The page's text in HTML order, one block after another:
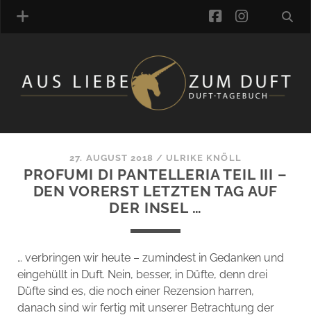
MANUFAKTUREN
DUFTNOTEN
KOMMENTARE
ARTIKEL-ARCHIV
ONLINE-SHOP
DAS ALZD-TEAM
facebook
27. AUGUST 2018 / ULRIKE KNÖLL
PROFUMI DI PANTELLERIA TEIL III –
DEN VORERST LETZTEN TAG AUF
DER INSEL …
… verbringen wir heute – zumindest in Gedanken und
eingehüllt in Duft. Nein, besser, in Düfte, denn drei
Düfte sind es, die noch einer Rezension harren,
danach sind wir fertig mit unserer Betrachtung der